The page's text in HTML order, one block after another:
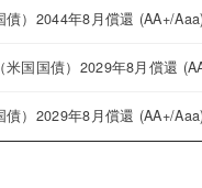
）2044年8月償還 (AA+/
国国債）2029年8月償還
）2029年8月償還 (AA+/